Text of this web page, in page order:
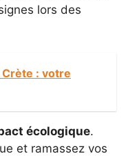
lors des
: votre
écologique.
et ramassez vos